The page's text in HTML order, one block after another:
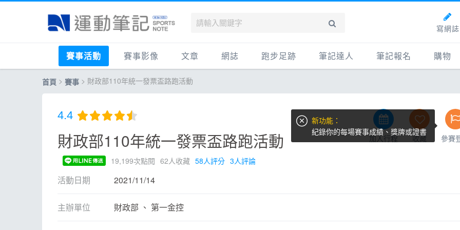
寫網誌
賽事活動
國內
跟著筆記跑
健康品牌風雲賞
賽事影像
賽事影音相簿
文章
品牌動態
人物故事
運科訓練
話題
網誌
跑鞋專區
人物故事
跑步足跡
每日照片
筆記達人 筆記報名 購物
什麼
首頁 > 賽事 > 財政部110年統一發票盃路跑活動
4.4
財政部110年統一發票盃路跑活動
19,199次點閱 62人收藏 58人評分 3人評論
活動日期 2021/11/14
主辦單位 財政部 、 第一金控
加入行程 收藏 參賽
新功能：
紀錄你的每場賽事成績、獎牌或證書